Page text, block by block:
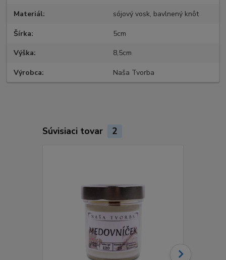
Materiál sójový vosk, bavlnený knôt
Šírka 5cm
Výška 8,5cm
Výrobca Naša Tvorba
Súvisiaci tovar 2